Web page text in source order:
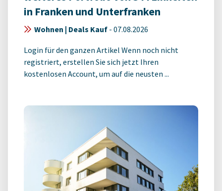
in Franken und Unterfranken
Wohnen | Deals Kauf - 07.08.2026
Login für den ganzen Artikel Wenn noch nicht
registriert, erstellen Sie sich jetzt Ihren
kostenlosen Account, um auf die neusten ...